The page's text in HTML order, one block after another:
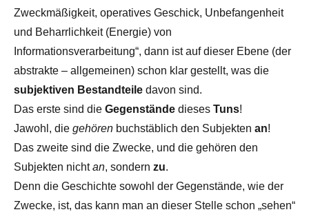
Zweckmäßigkeit, operatives Geschick, Unbefangenheit
und Beharrlichkeit (Energie) von
Informationsverarbeitung“, dann ist auf dieser Ebene (der
abstrakte – allgemeinen) schon klar gestellt, was die
subjektiven Bestandteile davon sind.
Das erste sind die Gegenstände dieses Tuns!
Jawohl, die gehören buchstäblich den Subjekten an!
Das zweite sind die Zwecke, und die gehören den
Subjekten nichtan, sondern zu.
Denn die Geschichte sowohl der Gegenstände, wie der
Zwecke, ist, das kann man an dieser Stelle schon „sehen“